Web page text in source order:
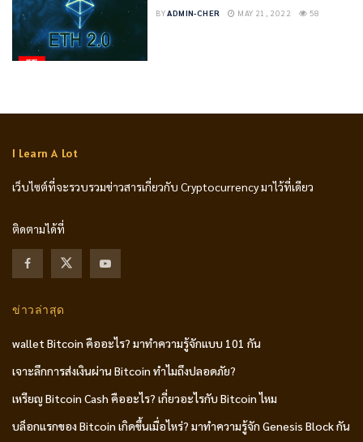
BY ADMIN-CHER MAY 21, 2022 58
I Learn A Lot
เว็บไซต์ที่จะรวบรวมข่าวสารเกี่ยวกับ Cryptocurrency มาไว้ที่เดียว
ติดตามได้ที่
ข่าวล่าสุด
wallet Bitcoin คืออะไร? มาทำความรู้จักแบบ 101 กัน
เจาะลึกการส่งเงินผ่าน Bitcoin ทำไมถึงปลอดภัย?
เหรียญ Bitcoin Cash คืออะไร? เกี่ยวอะไรกับ Bitcoin ไหม
บล็อกแรกของ Bitcoin เกิดขึ้นเมื่อไหร่? มาทำความรู้จัก Genesis Block กัน